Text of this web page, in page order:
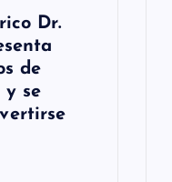
Dr.
de
y se